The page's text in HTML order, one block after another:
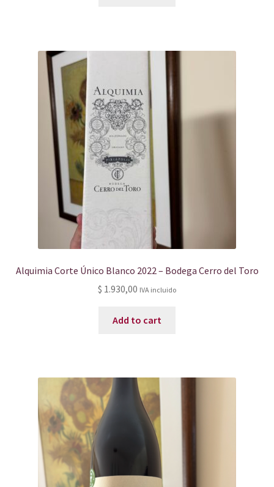
Alquimia Corte Único Blanco 2022 – Bodega Cerro del Toro
$ 1.930,00 IVA incluido
Add to cart